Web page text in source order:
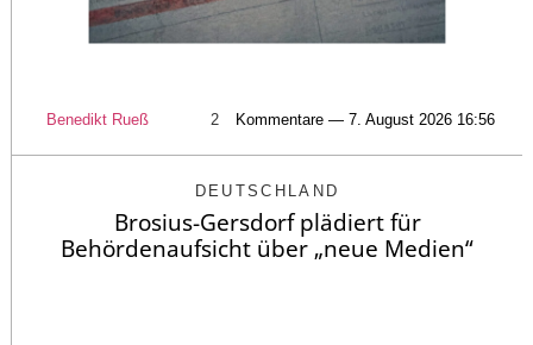
Benedikt Rueß 2 Kommentare — 7. August 2026 16:56
DEUTSCHLAND
Brosius-Gersdorf plädiert für
Behördenaufsicht über „neue Medien“